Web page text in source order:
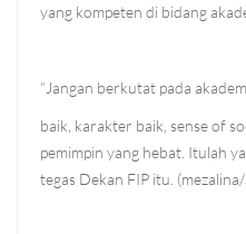
yang kompeten di bidang
“Jangan berkutat pada
baik, karakter baik, sense of
pemimpin yang hebat. Itulah
tegas Dekan FIP itu.